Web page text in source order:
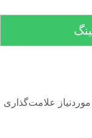
علامت‌گذاری